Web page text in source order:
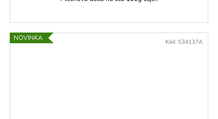
NOVINKA Kód: S34137A